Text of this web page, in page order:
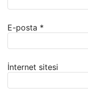
E-posta *
İnternet sitesi